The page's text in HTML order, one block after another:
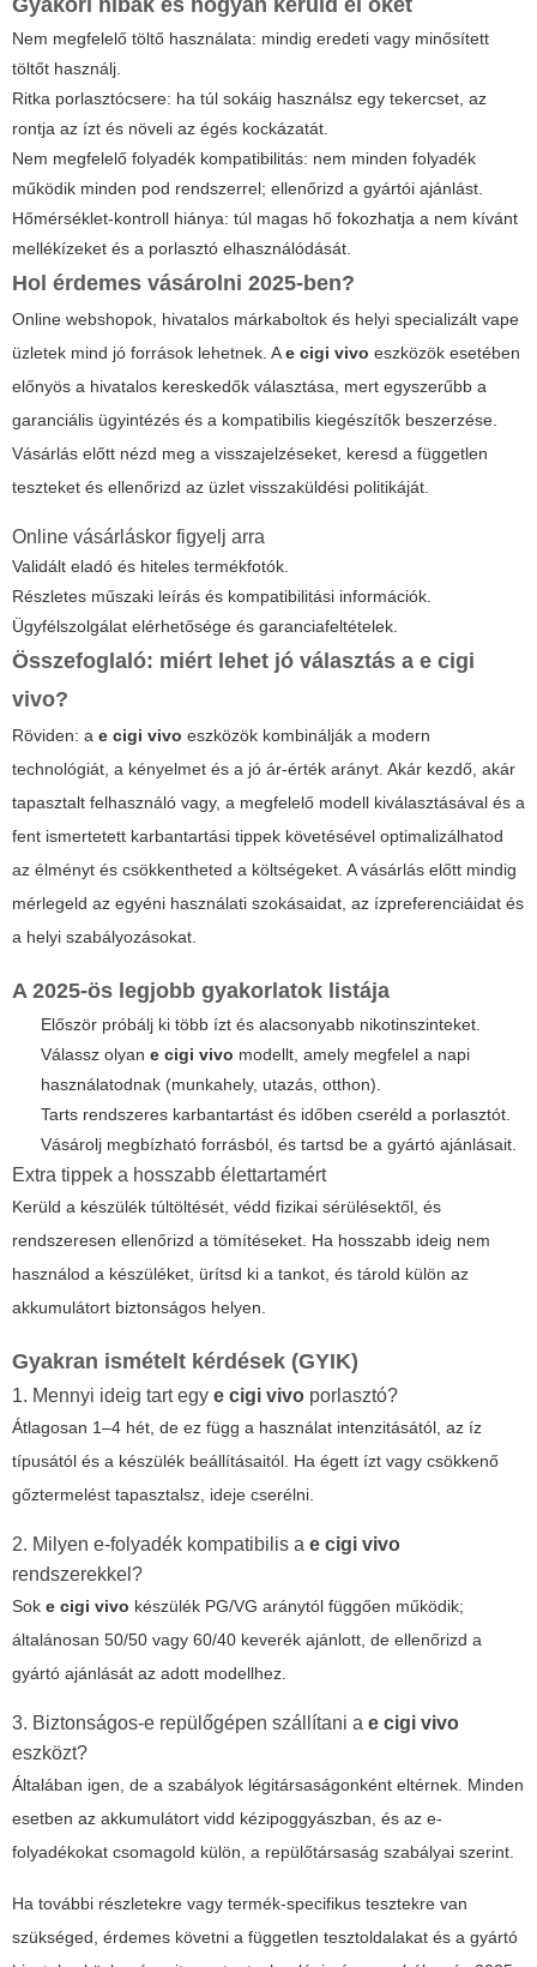
Nem megfelelő töltő használata: mindig eredeti vagy minősített
töltőt használj.
Ritka porlasztócsere: ha túl sokáig használsz egy tekercset, az
rontja az ízt és növeli az égés kockázatát.
Nem megfelelő folyadék kompatibilitás: nem minden folyadék
működik minden pod rendszerrel; ellenőrizd a gyártói ajánlást.
Hőmérséklet-kontroll hiánya: túl magas hő fokozhatja a nem kívánt
mellékízeket és a porlasztó elhasználódását.
Hol érdemes vásárolni 2025-ben?
Online webshopok, hivatalos márkaboltok és helyi specializált vape
üzletek mind jó források lehetnek. Ae cigi vivo eszközök esetében
előnyös a hivatalos kereskedők választása, mert egyszerűbb a
garanciális ügyintézés és a kompatibilis kiegészítők beszerzése.
Vásárlás előtt nézd meg a visszajelzéseket, keresd a független
teszteket és ellenőrizd az üzlet visszaküldési politikáját.
Online vásárláskor figyelj arra
Validált eladó és hiteles termékfotók.
Részletes műszaki leírás és kompatibilitási információk.
Ügyfélszolgálat elérhetősége és garanciafeltételek.
Összefoglaló: miért lehet jó választás a e cigi
vivo?
Röviden: a e cigi vivo eszközök kombinálják a modern
technológiát, a kényelmet és a jó ár-érték arányt. Akár kezdő, akár
tapasztalt felhasználó vagy, a megfelelő modell kiválasztásával és a
fent ismertetett karbantartási tippek követésével optimalizálhatod
az élményt és csökkentheted a költségeket. A vásárlás előtt mindig
mérlegeld az egyéni használati szokásaidat, az ízpreferenciáidat és
a helyi szabályozásokat.
A 2025-ös legjobb gyakorlatok listája
Először próbálj ki több ízt és alacsonyabb nikotinszinteket.
Válassz olyan e cigi vivo modellt, amely megfelel a napi
használatodnak (munkahely, utazás, otthon).
Tarts rendszeres karbantartást és időben cseréld a porlasztót.
Vásárolj megbízható forrásból, és tartsd be a gyártó ajánlásait.
Extra tippek a hosszabb élettartamért
Kerüld a készülék túltöltését, védd fizikai sérülésektől, és
rendszeresen ellenőrizd a tömítéseket. Ha hosszabb ideig nem
használod a készüléket, ürítsd ki a tankot, és tárold külön az
akkumulátort biztonságos helyen.
Gyakran ismételt kérdések (GYIK)
1. Mennyi ideig tart egy e cigi vivo porlasztó?
Átlagosan 1–4 hét, de ez függ a használat intenzitásától, az íz
típusától és a készülék beállításaitól. Ha égett ízt vagy csökkenő
gőztermelést tapasztalsz, ideje cserélni.
2. Milyen e-folyadék kompatibilis a e cigi vivo
rendszerekkel?
Sok e cigi vivo készülék PG/VG aránytól függően működik;
általánosan 50/50 vagy 60/40 keverék ajánlott, de ellenőrizd a
gyártó ajánlását az adott modellhez.
3. Biztonságos-e repülőgépen szállítani a e cigi vivo
eszközt?
Általában igen, de a szabályok légitársaságonként eltérnek. Minden
esetben az akkumulátort vidd kézipoggyászban, és az e-
folyadékokat csomagold külön, a repülőtársaság szabályai szerint.
Ha további részletekre vagy termék-specifikus tesztekre van
szükséged, érdemes követni a független tesztoldalakat és a gyártó